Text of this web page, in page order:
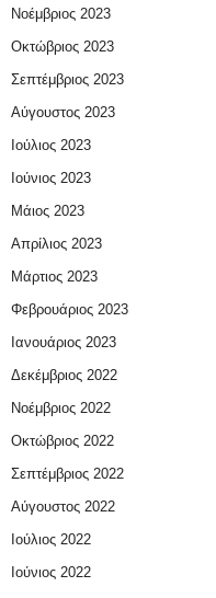
Νοέμβριος 2023
Οκτώβριος 2023
Σεπτέμβριος 2023
Αύγουστος 2023
Ιούλιος 2023
Ιούνιος 2023
Μάιος 2023
Απρίλιος 2023
Μάρτιος 2023
Φεβρουάριος 2023
Ιανουάριος 2023
Δεκέμβριος 2022
Νοέμβριος 2022
Οκτώβριος 2022
Σεπτέμβριος 2022
Αύγουστος 2022
Ιούλιος 2022
Ιούνιος 2022